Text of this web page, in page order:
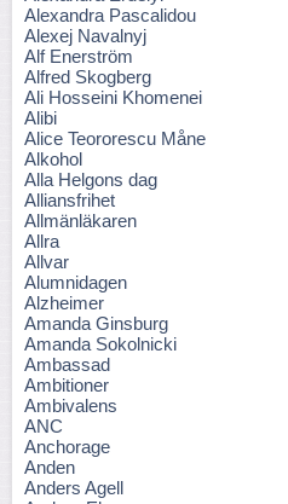
Alexandra Pascalidou
Alexej Navalnyj
Alf Enerström
Alfred Skogberg
Ali Hosseini Khomenei
Alibi
Alice Teororescu Måne
Alkohol
Alla Helgons dag
Alliansfrihet
Allmänläkaren
Allra
Allvar
Alumnidagen
Alzheimer
Amanda Ginsburg
Amanda Sokolnicki
Ambassad
Ambitioner
Ambivalens
ANC
Anchorage
Anden
Anders Agell